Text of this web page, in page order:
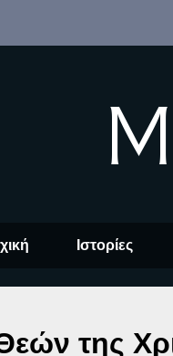
Ιστορίες
της